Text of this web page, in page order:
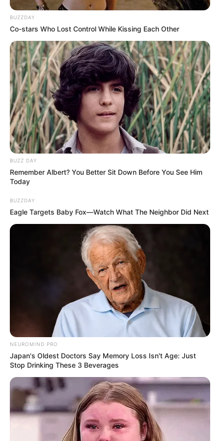
OST (Original Soundtrack)
Trailer
RAMBUT KAFAN
BUZZDAY
Co-stars Who Lost Control While Kissing Each Other
BUZZ DAY
Remember Albert? You Better Sit Down Before You See Him
Today
BUZZDAY
Eagle Targets Baby Fox—Watch What The Neighbor Did Next
NEUROMIND PRO
Japan's Oldest Doctors Say Memory Loss Isn't Age: Just
Stop Drinking These 3 Beverages